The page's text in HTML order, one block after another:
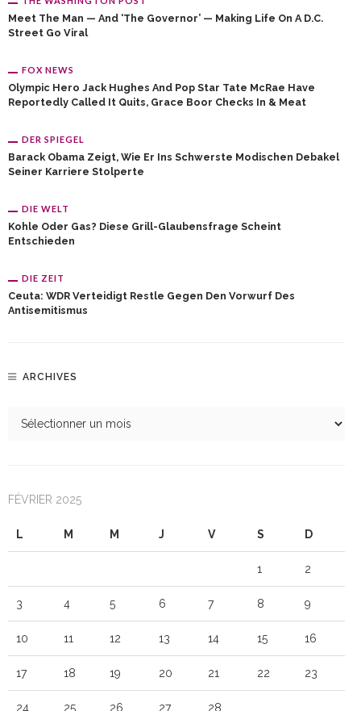
Meet The Man — And ‘The Governor’ — Making Life On A D.C.
Street Go Viral
FOX NEWS
Olympic Hero Jack Hughes And Pop Star Tate McRae Have
Reportedly Called It Quits, Grace Boor Checks In & Meat
DER SPIEGEL
Barack Obama Zeigt, Wie Er Ins Schwerste Modischen Debakel
Seiner Karriere Stolperte
DIE WELT
Kohle Oder Gas? Diese Grill-Glaubensfrage Scheint
Entschieden
DIE ZEIT
Ceuta: WDR Verteidigt Restle Gegen Den Vorwurf Des
Antisemitismus
ARCHIVES
FÉVRIER 2025
L M M J V S D
1 2
3 4 5 6 7 8 9
10 11 12 13 14 15 16
17 18 19 20 21 22 23
24 25 26 27 28